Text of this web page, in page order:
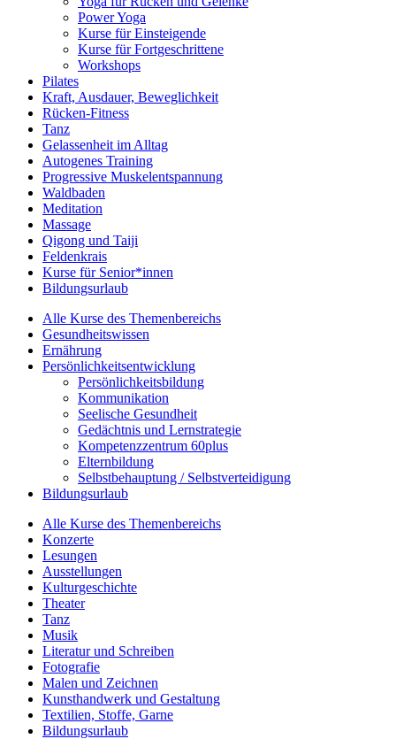
Power Yoga
Kurse für Einsteigende
Kurse für Fortgeschrittene
Workshops
Pilates
Kraft, Ausdauer, Beweglichkeit
Rücken-Fitness
Tanz
Gelassenheit im Alltag
Autogenes Training
Progressive Muskelentspannung
Waldbaden
Meditation
Massage
Qigong und Taiji
Feldenkrais
Kurse für Senior*innen
Bildungsurlaub
Alle Kurse des Themenbereichs
Gesundheitswissen
Ernährung
Persönlichkeitsentwicklung
Persönlichkeitsbildung
Kommunikation
Seelische Gesundheit
Gedächtnis und Lernstrategie
Kompetenzzentrum 60plus
Elternbildung
Selbstbehauptung / Selbstverteidigung
Bildungsurlaub
Alle Kurse des Themenbereichs
Konzerte
Lesungen
Ausstellungen
Kulturgeschichte
Theater
Tanz
Musik
Literatur und Schreiben
Fotografie
Malen und Zeichnen
Kunsthandwerk und Gestaltung
Textilien, Stoffe, Garne
Bildungsurlaub